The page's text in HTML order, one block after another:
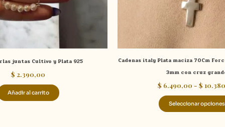
juntas Cultivo y Plata 925
$ 2.390,00
Añadir al carrito
Cadenas italy Plata maciza 70Cm
3mm con cruz
$ 6.490,00 - $
Seleccionar opciones